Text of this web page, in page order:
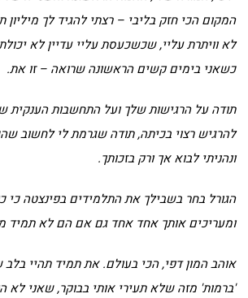
המקום הכי חזק בליבי – רצתי להגיד לך
לא וויתרת עליי, שכשכעסת עליי עדיין לא
כשאני בימים קשים הראשונה שרואה – זו את.
תודה על הרגישות שלך ועל התחשבות הענקית
להרגיש רצוי בכיתה, תודה שגרמת לי לחשוב
ונהניתי לבוא אך ורק בזכותך.
הגורל בחר בשבילך את התלמידים בפינצטה כי
ומעריכים אותך אחד אחד גם אם הם לא תמיד
אוהב המון דפי, הכי בעולם. את תמיד תהיי בלב
'ברמות' מזה שלא תעירי אותי בבוקר, שאני לא